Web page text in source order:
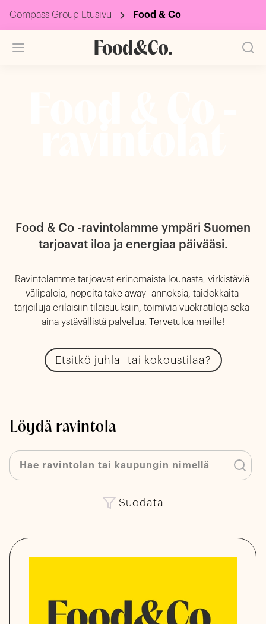
Compass Group Etusivu Food & Co
Food & Co -ravintolamme ympäri Suomen
tarjoavat iloa ja energiaa päivääsi.
Ravintolamme tarjoavat erinomaista lounasta, virkistäviä
välipaloja, nopeita take away -annoksia, taidokkaita
tarjoiluja erilaisiin tilaisuuksiin, toimivia vuokratiloja sekä
aina ystävällistä palvelua. Tervetuloa meille!
Etsitkö juhla- tai kokoustilaa?
Löydä ravintola
Suodata